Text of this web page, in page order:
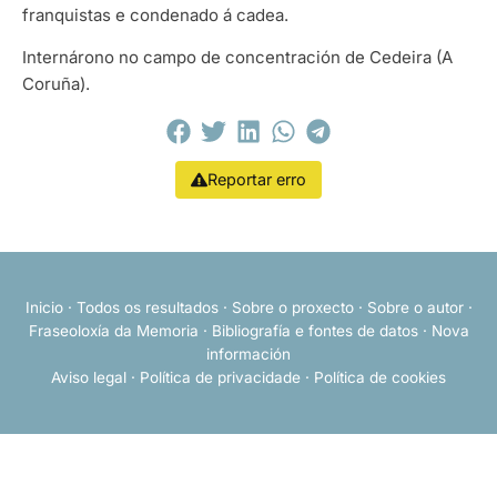
franquistas e condenado á cadea.
Internárono no campo de concentración de Cedeira (A
Coruña).
Reportar erro
Inicio· Todos os resultados· Sobre o proxecto· Sobre o autor·
Fraseoloxía da Memoria · Bibliografía e fontes de datos· Nova
información
Aviso legal · Política de privacidade · Política de cookies